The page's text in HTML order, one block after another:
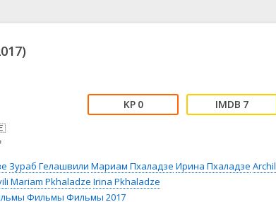
😱 Ужасы
🤠 Фильм-нуар
🧝‍♂️ Фэнтези
0 7
Зураб Гелашвили Мариам Пхаладзе Ирина Пхаладзе Archil
Mariam Pkhaladze Irina Pkhaladze
Фильмы Фильмы 2017